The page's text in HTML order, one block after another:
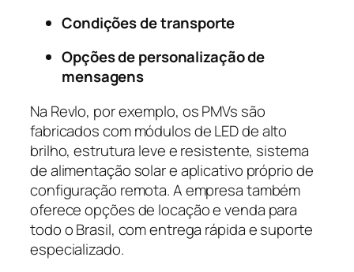
Condições de transporte
Opções de personalização de
mensagens
Na Revlo, por exemplo, os PMVs são
fabricados com módulos de LED de alto
brilho, estrutura leve e resistente, sistema
de alimentação solar e aplicativo próprio de
configuração remota. A empresa também
oferece opções de locação e venda para
todo o Brasil, com entrega rápida e suporte
especializado.